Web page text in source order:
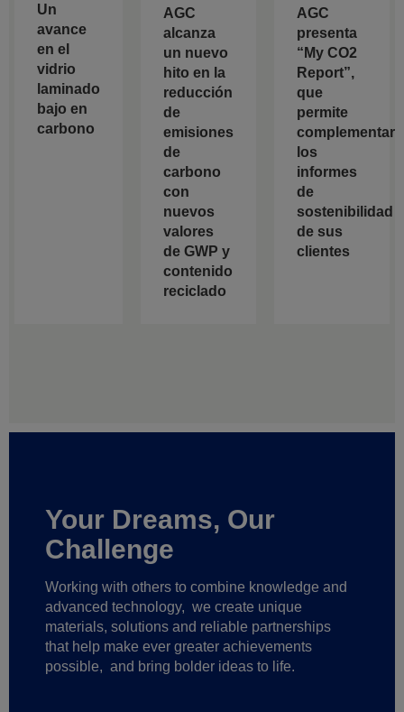
Un
avance
en el
vidrio
laminado
bajo en
carbono
AGC
alcanza
un nuevo
hito en la
reducción
de
emisiones
de
carbono
con
nuevos
valores
de GWP y
contenido
reciclado
AGC
presenta
“My CO2
Report”,
que
permite
complementar
los
informes
de
sostenibilidad
de sus
clientes
Your Dreams, Our
Challenge
Working with others to combine knowledge and
advanced technology, we create unique
materials, solutions and reliable partnerships
that help make ever greater achievements
possible, and bring bolder ideas to life.